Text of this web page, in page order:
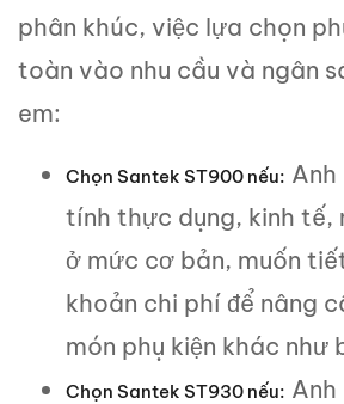
phân khúc, việc lựa chọn
toàn vào nhu cầu và ngân
em:
Chọn Santek ST900 nếu:
tính thực dụng, kinh tế,
ở mức cơ bản, muốn
khoản chi phí để nâng
món phụ kiện khác như
Chọn Santek ST930 nếu: